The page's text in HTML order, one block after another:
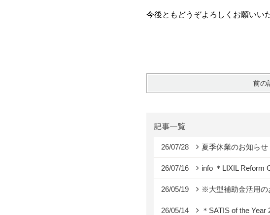
今後ともどうぞよろしくお願いい
前の
記事一覧
26/07/28 夏季休業のお知らせ
26/07/16 info ＊LIXIL Reform
26/05/19 ※大型補助金活用
26/05/14 ＊SATIS of the Year